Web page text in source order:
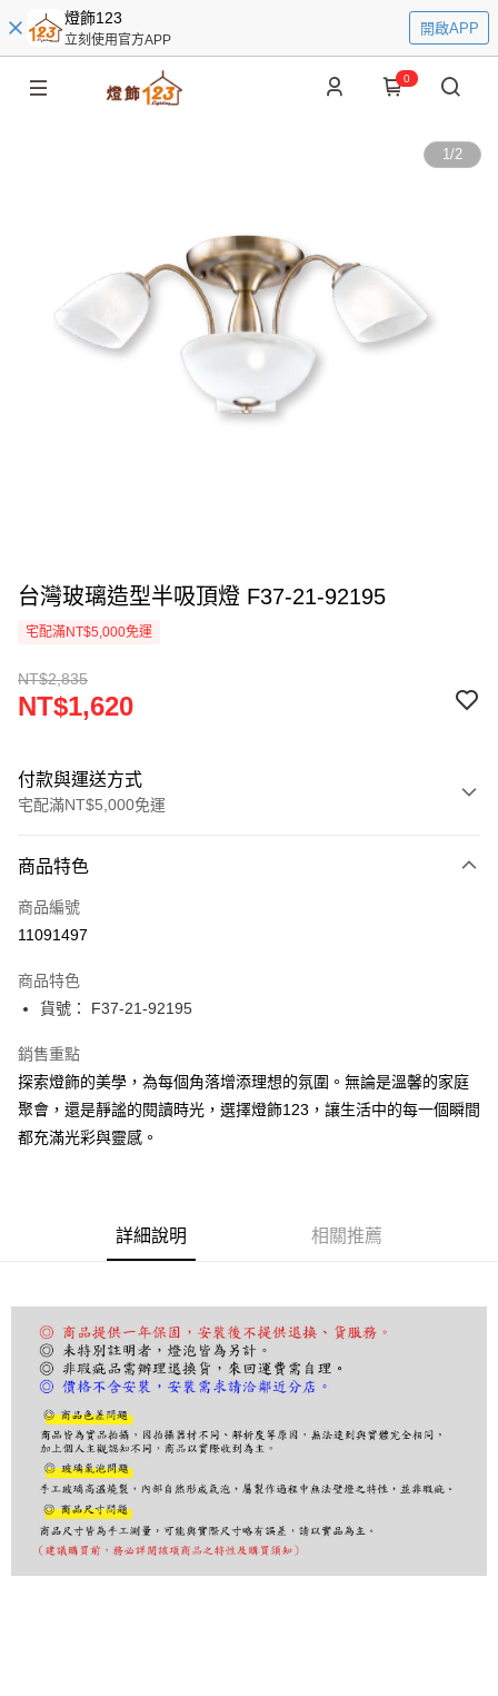
燈飾123
立刻使用官方APP
開啟APP
0
1/2
台灣玻璃造型半吸頂燈 F37-21-92195
宅配滿NT$5,000免運
NT$2,835
NT$1,620
付款與運送方式
宅配滿NT$5,000免運
信用卡一次付款
LINE Pay
街口支付
悠遊付
Google Pay
全盈+PAY
AFTEE先享後付是「在收到商品之後才付款」的支付方式。 讓您購物簡單
【「AFTEE先享後付」結帳流程】
１．於結帳方式選擇「AFTEE先享後付」後，將跳轉至「AFTEE先享後付」
２．訂單成立數日內，您將收到繳費通知簡訊。
３．收到繳費通知簡訊後14天內，點擊此簡訊中的連結，可透過四大超商／
ATM／網路銀行／等多元方式進行付款，方視為交易完成。
※ 請注意：結帳手續完成當下不需立刻繳費，但若您需要取消訂單，請聯絡
後付繳納相關費用。
※ 交易是否成功請以「AFTEE先享後付 」之結帳頁面顯示為準，若有關於
是否繳費成功／繳費後需取消欲退款等相關疑問，請聯繫「AFTEE先享後付
客戶支援中心」https://netprotections.freshdesk.com/support/home
宅配
每筆NT$180，滿NT$5,000(含以上)免運費
商品特色
商品編號
11091497
商品特色
貨號： F37-21-92195
銷售重點
探索燈飾的美學，為每個角落增添理想的氛圍。無論是溫馨的家庭
聚會，還是靜謐的閱讀時光，選擇燈飾123，讓生活中的每一個瞬間
都充滿光彩與靈感。
詳細說明 相關推薦